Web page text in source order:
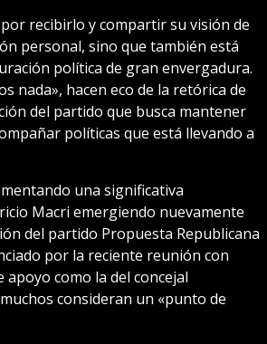
recibirlo y compartir su visión de
personal, sino que también está
política de gran envergadura.
nada», hacen eco de la retórica de
del partido que busca mantener
políticas que está llevando a
una significativa
Macri emergiendo nuevamente
del partido Propuesta Republicana
por la reciente reunión con
como la del concejal
consideran un «punto de